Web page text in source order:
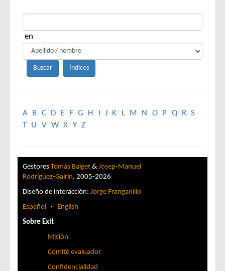
en
A B C D E F G H J K L M N O P Q R S
T U V W X Y Z
Gestores Tomàs Baiget & Josep-Manuel
Rodríguez-Gairín, 2005-2026
Diseño de interacción: Jorge Franganillo
Español · English
Sobre Exit
Misión
Comité evaluador
Confidencialidad